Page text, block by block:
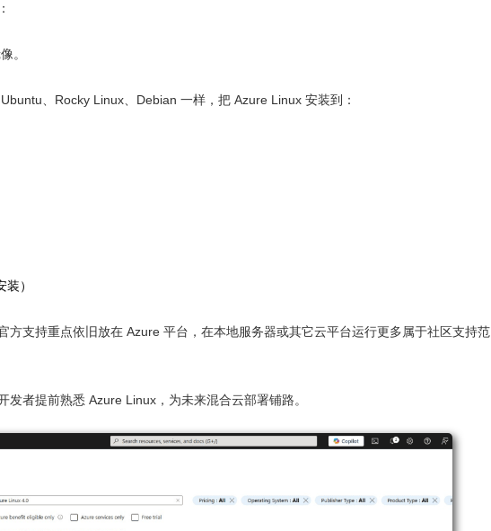
。
、Rocky Linux、Debian 一样，把 Azure Linux 安装到：
）
方支持重点依旧放在 Azure 平台，在本地服务器或其它云平台运行更多属于社区支持范
发者提前熟悉 Azure Linux，为未来混合云部署铺路。